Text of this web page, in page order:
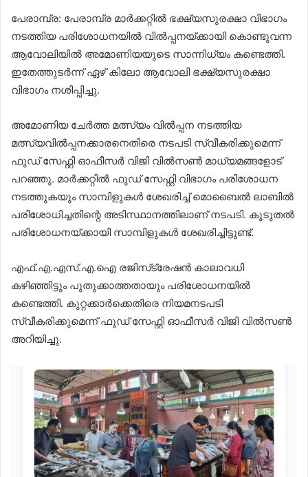
പേരാമ്പ്ര: പേരാമ്പ്ര മാര്‍ക്കറ്റില്‍ ഭക്ഷ്യസുരക്ഷാ വിഭാഗം
നടത്തിയ പരിശോധനയില്‍ വില്‍പ്പനയ്ക്കായി കൊണ്ടുവന്ന
ആവോലിയില്‍ അമോണിയയുടെ സാന്നിധ്യം കണ്ടെത്തി.
ഇതേത്തുടര്‍ന്ന് ഏഴ് കിലോ ആവോലി ഭക്ഷ്യസുരക്ഷാ
വിഭാഗം നശിപ്പിച്ചു.
അമോണിയ ചേര്‍ത്ത മത്സ്യം വില്‍പ്പന നടത്തിയ
മത്സ്യവില്‍പ്പനക്കാരനെതിരെ നടപടി സ്വീകരിക്കുമെന്ന്
ഫുഡ് സേഫ്റ്റി ഓഫീസര്‍ വിജി വില്‍സണ്‍ മാധ്യമങ്ങളോട്
പറഞ്ഞു. മാര്‍ക്കറ്റില്‍ ഫുഡ് സേഫ്റ്റി വിഭാഗം പരിശോധന
നടത്തുകയും സാമ്പിളുകള്‍ ശേഖരിച്ച് മൊബൈല്‍ ലാബില്‍
പരിശോധിച്ചതിന്റെ അടിസ്ഥാനത്തിലാണ് നടപടി. കൂടുതല്‍
പരിശോധനയ്ക്കായി സാമ്പിളുകള്‍ ശേഖരിച്ചിട്ടുണ്ട്.
എഫ്.എ.എസ്.എ.ഐ രജിസ്‌ട്രേഷന്‍ കാലാവധി
കഴിഞ്ഞിട്ടും പുതുക്കാത്തതായും പരിശോധനയില്‍
കണ്ടെത്തി. കുറ്റക്കാര്‍ക്കെതിരെ നിയമനടപടി
സ്വീകരിക്കുമെന്ന് ഫുഡ് സേഫ്റ്റി ഓഫീസര്‍ വിജി വില്‍സണ്‍
അറിയിച്ചു.